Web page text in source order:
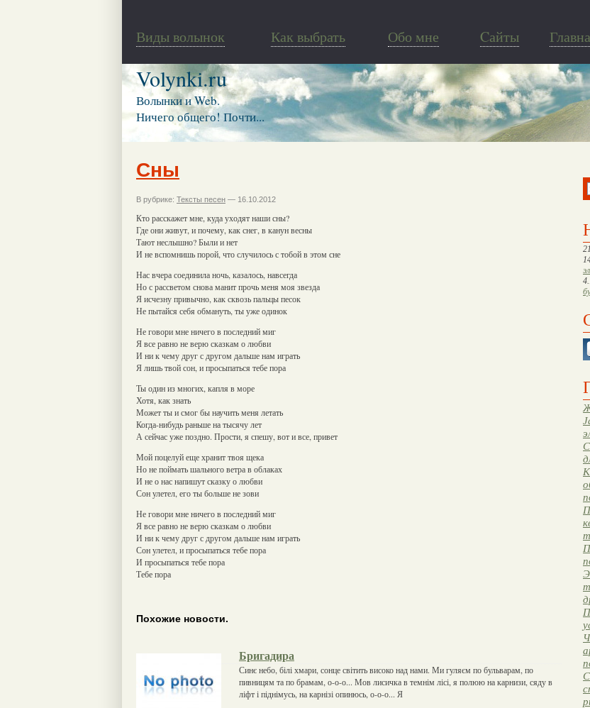
Виды волынок Как выбрать Обо мне Cайты
Volynki.ru
Волынки и Web.
Ничего общего! Почти...
Сны
В рубрике: Тексты песен — 16.10.2012
Кто расскажет мне, куда уходят наши сны?
Где они живут, и почему, как снег, в канун весны
Тают неслышно? Были и нет
И не вспомнишь порой, что случилось с тобой в этом сне
Нас вчера соединила ночь, казалось, навсегда
Но с рассветом снова манит прочь меня моя звезда
Я исчезну привычно, как сквозь пальцы песок
Не пытайся себя обмануть, ты уже одинок
Не говори мне ничего в последний миг
Я все равно не верю сказкам о любви
И ни к чему друг с другом дальше нам играть
Я лишь твой сон, и просыпаться тебе пора
Ты один из многих, капля в море
Хотя, как знать
Может ты и смог бы научить меня летать
Когда-нибудь раньше на тысячу лет
А сейчас уже поздно. Прости, я спешу, вот и все, привет
Мой поцелуй еще хранит твоя щека
Но не поймать шального ветра в облаках
И не о нас напишут сказку о любви
Сон улетел, его ты больше не зови
Не говори мне ничего в последний миг
Я все равно не верю сказкам о любви
И ни к чему друг с другом дальше нам играть
Сон улетел, и просыпаться тебе пора
И просыпаться тебе пора
Тебе пора
Похожие новости.
Бригадира
Синє небо, білі хмари, сонце світить високо над нами. Ми гуляєм по бульварам, по
пивницям та по брамам, о-о-о... Мов лисичка в темнім лісі, я полюю на карнизи, сяду в
ліфт і піднімусь, на карнізі опинюсь, о-о-о... Я